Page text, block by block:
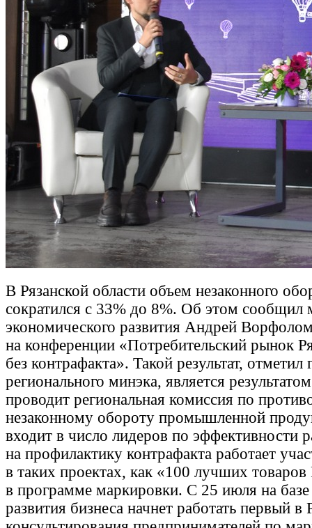
В Рязанской области объем незаконного
сократился с 33% до 8%. Об этом сообщил
экономического развития Андрей
на конференции «Потребительский рынок
без контрафакта». Такой результат, отметил
регионального минэка, является
проводит региональная комиссия по
незаконному обороту промышленной
входит в число лидеров по эффективности
на профилактику контрафакта работает
в таких проектах, как «100 лучших товаров
в программе маркировки. С 25 июля на базе
развития бизнеса начнет работать первый в